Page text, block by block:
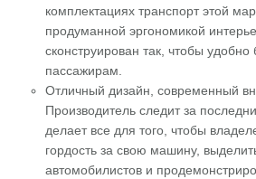
комплектациях транспорт этой
продуманной эргономикой
сконструирован так, чтобы
пассажирам.
Отличный дизайн, современный
Производитель следит за
делает все для того, чтобы
гордость за свою машину,
автомобилистов и